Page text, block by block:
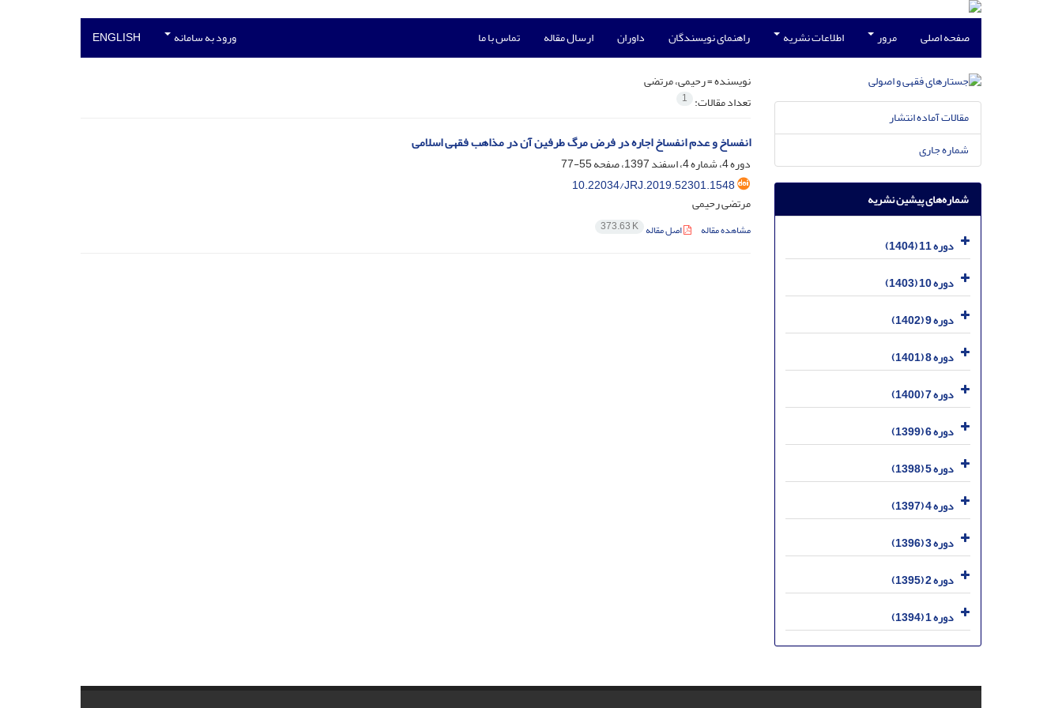
صفحه اصلی مرور اطلاعات نشریه راهنمای نویسندگان داوران ارسال مقاله تماس با ما ورود به سامانه ENGLISH
نویسنده =رحیمی، مرتضی
تعداد مقالات: 1
انفساخ و عدم انفساخ اجاره در فرض مرگ طرفین آن در مذاهب فقهی اسلامی
دوره 4، شماره 4، اسفند 1397، صفحه
55-77
10.22034/JRJ.2019.52301.1548
مرتضی رحیمی
مشاهده مقاله اصل مقاله 373.63 K
مقالات آماده انتشار
شماره جاری
شماره‌های پیشین نشریه
دوره 11 (1404)
دوره 10 (1403)
دوره 9 (1402)
دوره 8 (1401)
دوره 7 (1400)
دوره 6 (1399)
دوره 5 (1398)
دوره 4 (1397)
دوره 3 (1396)
دوره 2 (1395)
دوره 1 (1394)